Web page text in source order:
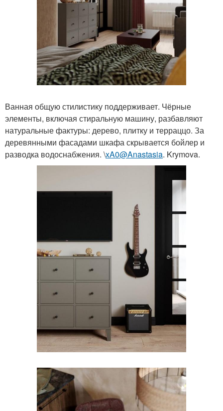
Ванная общую стилистику поддерживает. Чёрные
элементы, включая стиральную машину, разбавляют
натуральные фактуры: дерево, плитку и терраццо. За
деревянными фасадами шкафа скрывается бойлер и
разводка водоснабжения. \xA0@Anastasia. Krymova.